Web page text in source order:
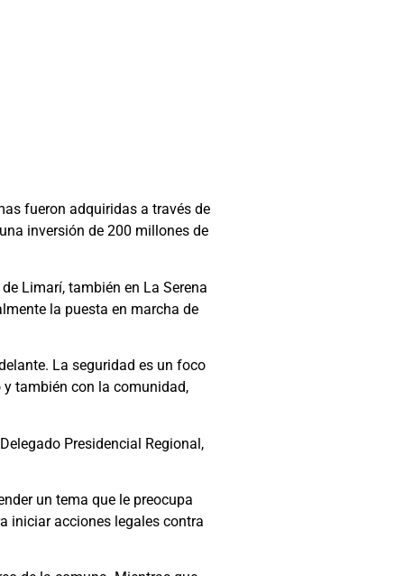
fueron adquiridas a través de
inversión de 200 millones de
Limarí, también en La Serena
la puesta en marcha de
La seguridad es un foco
también con la comunidad,
Presidencial Regional,
un tema que le preocupa
iniciar acciones legales contra